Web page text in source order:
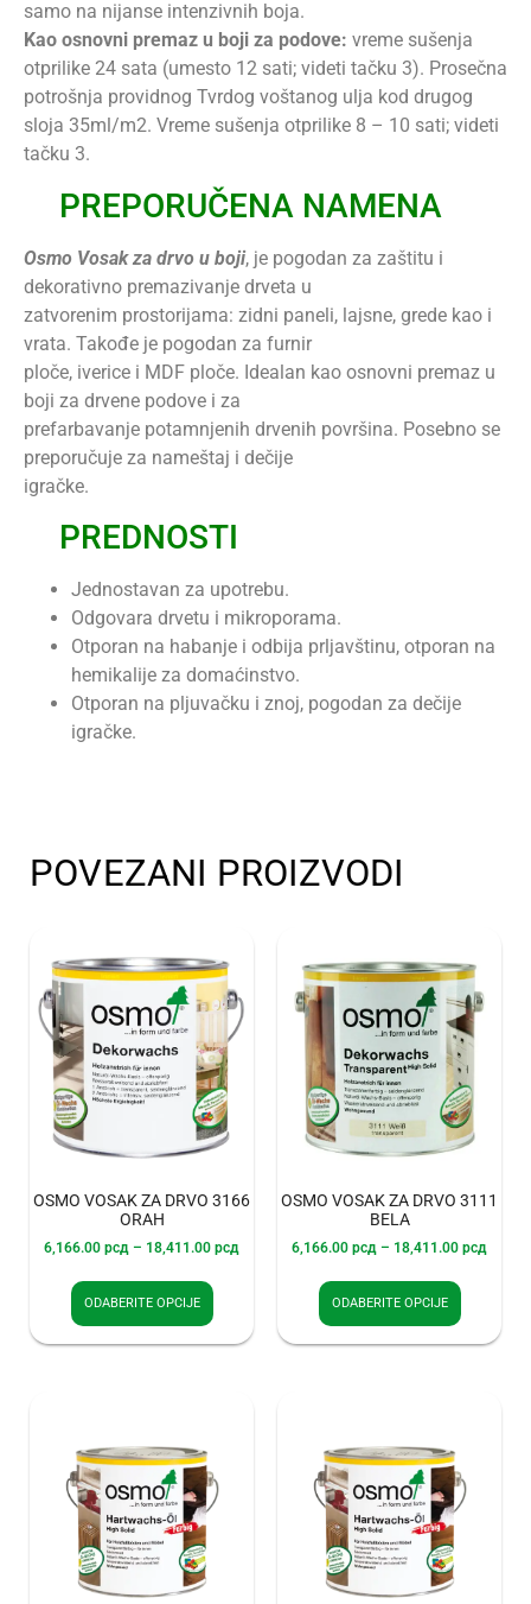
samo na nijanse intenzivnih boja.
Kao osnovni premaz u boji za podove: vreme sušenja
otprilike 24 sata (umesto 12 sati; videti tačku 3). Prosečna
potrošnja providnog Tvrdog voštanog ulja kod drugog
sloja 35ml/m2. Vreme sušenja otprilike 8 – 10 sati; videti
tačku 3.
PREPORUČENA NAMENA
Osmo Vosak za drvo u boji, je pogodan za zaštitu i
dekorativno premazivanje drveta u
zatvorenim prostorijama: zidni paneli, lajsne, grede kao i
vrata. Takođe je pogodan za furnir
ploče, iverice i MDF ploče. Idealan kao osnovni premaz u
boji za drvene podove i za
prefarbavanje potamnjenih drvenih površina. Posebno se
preporučuje za nameštaj i dečije
igračke.
PREDNOSTI
Jednostavan za upotrebu.
Odgovara drvetu i mikroporama.
Otporan na habanje i odbija prljavštinu, otporan na
hemikalije za domaćinstvo.
Otporan na pljuvačku i znoj, pogodan za dečije
igračke.
POVEZANI PROIZVODI
OSMO VOSAK ZA DRVO 3166
ORAH
6,166.00 рсд – 18,411.00 рсд
ODABERITE OPCIJE
OSMO VOSAK ZA DRVO 3111
BELA
6,166.00 рсд – 18,411.00 рсд
ODABERITE OPCIJE